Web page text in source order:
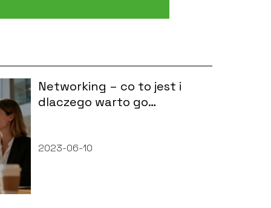
Networking – co to jest i
dlaczego warto go
2023-06-10